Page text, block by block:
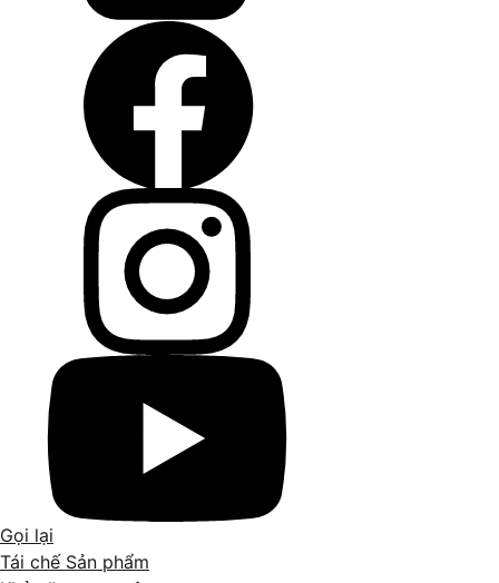
Gọi lại
Tái chế Sản phẩm